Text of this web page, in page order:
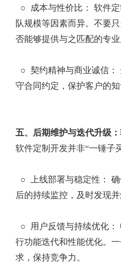
○ 成本与性价比： 软件
队规模等因素而异。不要
否能够提供与之匹配的专业
○ 契约精神与商业诚信
守合同约定，保护客户的知
五、后期维护与迭代升级
软件定制开发并非“一锤子
○ 上线部署与稳定性：
后的持续监控，及时发现
○ 用户反馈与持续优化
行功能迭代和性能优化。
求，保持竞争力。